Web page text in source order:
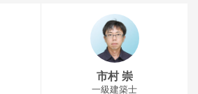
市村 崇
一級建築士